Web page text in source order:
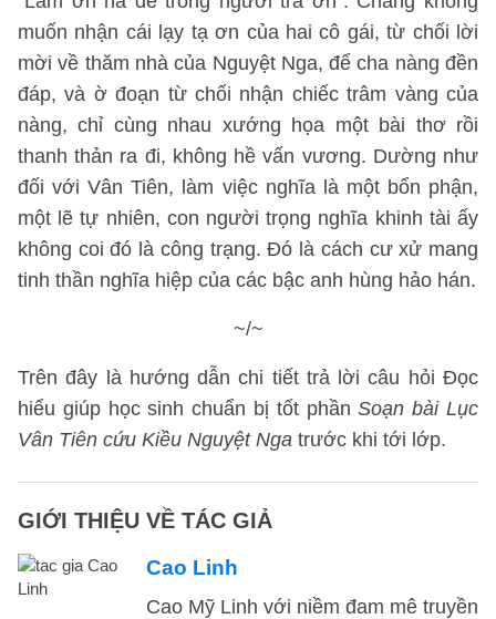
muốn nhận cái lạy tạ ơn của hai cô gái, từ chối lời
mời về thăm nhà của Nguyệt Nga, để cha nàng đền
đáp, và ờ đoạn từ chối nhận chiếc trâm vàng của
nàng, chỉ cùng nhau xướng họa một bài thơ rồi
thanh thản ra đi, không hề vấn vương. Dường như
đối với Vân Tiên, làm việc nghĩa là một bổn phận,
một lẽ tự nhiên, con người trọng nghĩa khinh tài ấy
không coi đó là công trạng. Đó là cách cư xử mang
tinh thần nghĩa hiệp của các bậc anh hùng hảo hán.
~/~
Trên đây là hướng dẫn chi tiết trả lời câu hỏi Đọc
hiểu giúp học sinh chuẩn bị tốt phầnSoạn bài Lục
Vân Tiên cứu Kiều Nguyệt Nga trước khi tới lớp.
GIỚI THIỆU VỀ TÁC GIẢ
Cao Linh
Cao Mỹ Linh với niềm đam mê truyền